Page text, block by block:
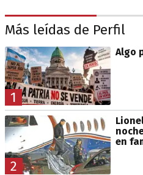
Más leídas de Perfil
1
Algo
2
en